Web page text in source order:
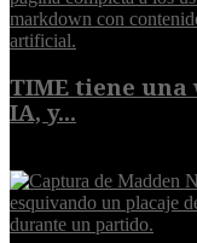
TIME tiene una
IA, y...